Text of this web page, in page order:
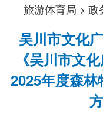
旅游体育局 >政
吴川市文化
《吴川市文
2025年度森